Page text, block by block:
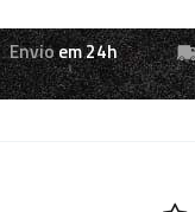
Envioem 24h